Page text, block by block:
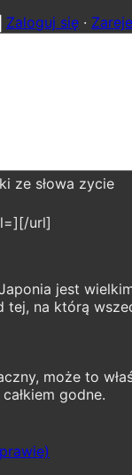
Zaloguj się ·
ze słowa zycie
url]
jest
na którą
może to
godne.